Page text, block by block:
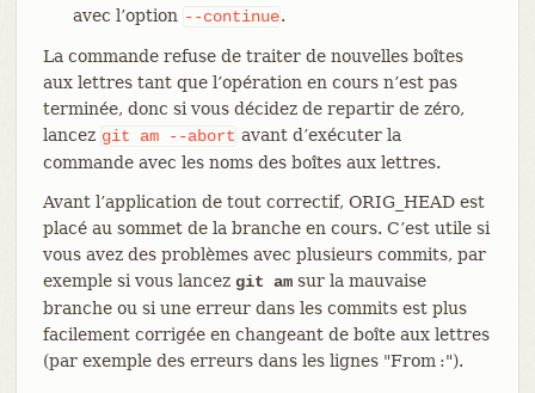
avec l’option --continue.
La commande refuse de traiter de nouvelles boîtes
aux lettres tant que l’opération en cours n’est pas
terminée, donc si vous décidez de repartir de zéro,
lancez git am --abort avant d’exécuter la
commande avec les noms des boîtes aux lettres.
Avant l’application de tout correctif, ORIG_HEAD est
placé au sommet de la branche en cours. C’est utile si
vous avez des problèmes avec plusieurs commits, par
exemple si vous lancez git amsur la mauvaise
branche ou si une erreur dans les commits est plus
facilement corrigée en changeant de boîte aux lettres
(par exemple des erreurs dans les lignes "From :").